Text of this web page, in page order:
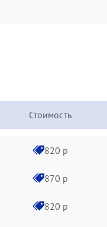
Стоимость
820 р
870 р
820 р